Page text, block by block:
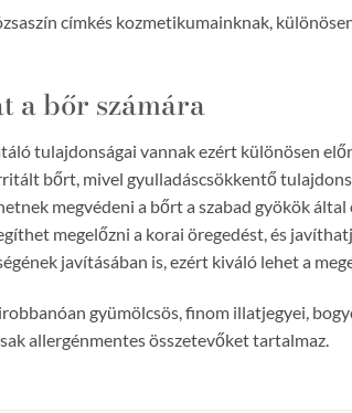
címkés kozmetikumainknak,
a bőr számára
tulajdonságai vannak ezért különösen
bőrt, mivel gyulladáscsökkentő
megvédeni a bőrt a szabad gyökök
megelőzni a korai öregedést, és
javításában is, ezért kiváló lehet a
gyümölcsös, finom illatjegyei,
allergénmentes összetevőket tartalmaz.